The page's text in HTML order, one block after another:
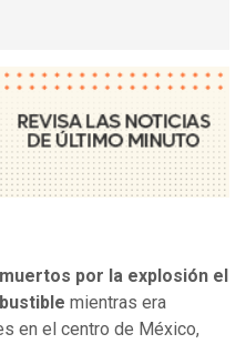
por la explosión el
mientras era
en el centro de México,